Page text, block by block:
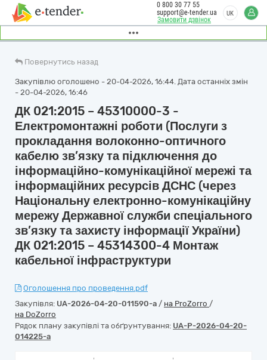
Замовити дзвінок
0 800 30 77 55
support@e-tender.ua
UK
Повернутись назад
Закупівлю оголошено - 20-04-2026, 16:44. Дата останніх змін
- 20-04-2026, 16:46
ДК 021:2015 – 45310000-3 -
Електромонтажні роботи (Послуги з
прокладання волоконно-оптичного
кабелю зв’язку та підключення до
інформаційно-комунікаційної мережі та
інформаційних ресурсів ДСНС (через
Національну електронно-комунікаційну
мережу Державної служби спеціального
зв’язку та захисту інформації України)
ДК 021:2015 – 45314300-4 Монтаж
кабельної інфраструктури
Оголошення про проведення.pdf
Закупівля: UA-2026-04-20-011590-a / на ProZorro /
на DoZorro
Рядок плану закупівлі та обґрунтування: UA-P-2026-04-20-
014225-a